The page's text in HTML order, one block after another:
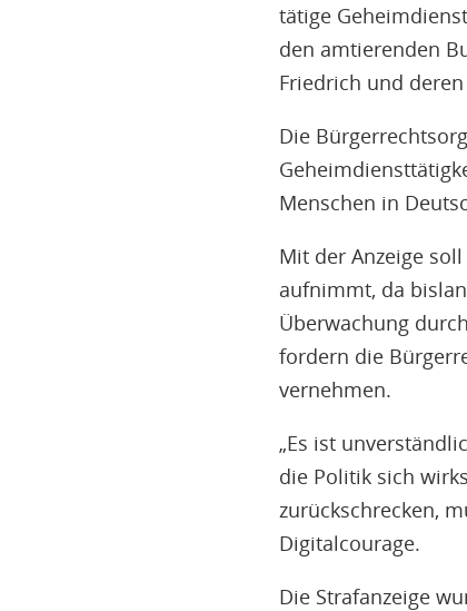
tätige
den amtierenden
Friedrich und
Die
Menschen in
Mit der Anzeige
aufnimmt, da
Überwachung
fordern die
vernehmen.
„Es ist
die Politik sich
zurückschrecken,
Digitalcourage.
Die Strafanzeige